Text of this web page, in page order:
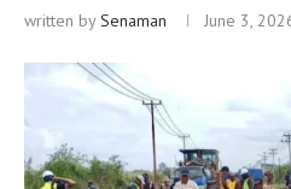
written bySenaman June 3,